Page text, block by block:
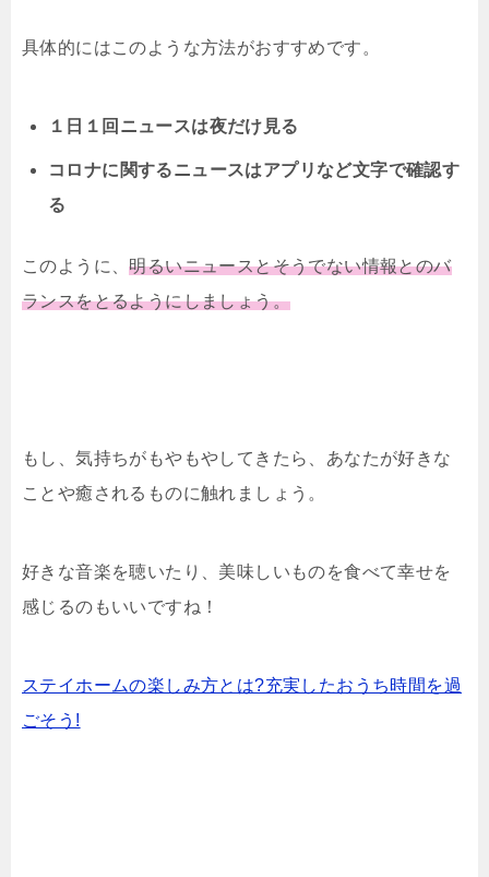
具体的にはこのような方法がおすすめです。
１日１回ニュースは夜だけ見る
コロナに関するニュースはアプリなど文字で確認す
る
このように、明るいニュースとそうでない情報とのバ
ランスをとるようにしましょう。
もし、気持ちがもやもやしてきたら、あなたが好きな
ことや癒されるものに触れましょう。
好きな音楽を聴いたり、美味しいものを食べて幸せを
感じるのもいいですね！
ステイホームの楽しみ方とは?充実したおうち時間を過
ごそう!